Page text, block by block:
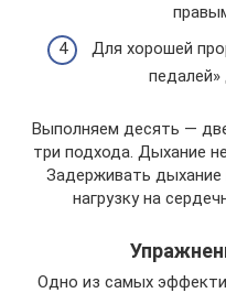
Для хорошей
Выполняем десять —
три подхода. Дыхание
Задерживать дыхание
нагрузку на
Одно из самых